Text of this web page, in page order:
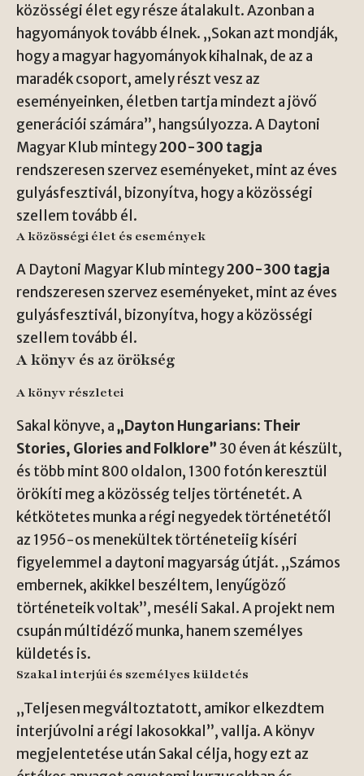
közösségi élet egy része átalakult. Azonban a
hagyományok tovább élnek. „Sokan azt mondják,
hogy a magyar hagyományok kihalnak, de az a
maradék csoport, amely részt vesz az
eseményeinken, életben tartja mindezt a jövő
generációi számára”, hangsúlyozza. A Daytoni
Magyar Klub mintegy200-300 tagja
rendszeresen szervez eseményeket, mint az éves
gulyásfesztivál, bizonyítva, hogy a közösségi
szellem tovább él.
A közösségi élet és események
A Daytoni Magyar Klub mintegy200-300 tagja
rendszeresen szervez eseményeket, mint az éves
gulyásfesztivál, bizonyítva, hogy a közösségi
szellem tovább él.
A könyv és az örökség
A könyv részletei
Sakal könyve, a„Dayton Hungarians: Their
Stories, Glories and Folklore”30 éven át készült,
és több mint 800 oldalon, 1300 fotón keresztül
örökíti meg a közösség teljes történetét. A
kétkötetes munka a régi negyedek történetétől
az 1956-os menekültek történeteiig kíséri
figyelemmel a daytoni magyarság útját. „Számos
embernek, akikkel beszéltem, lenyűgöző
történeteik voltak”, meséli Sakal. A projekt nem
csupán múltidéző munka, hanem személyes
küldetés is.
Szakal interjúi és személyes küldetés
„Teljesen megváltoztatott, amikor elkezdtem
interjúvolni a régi lakosokkal”, vallja. A könyv
megjelentetése után Sakal célja, hogy ezt az